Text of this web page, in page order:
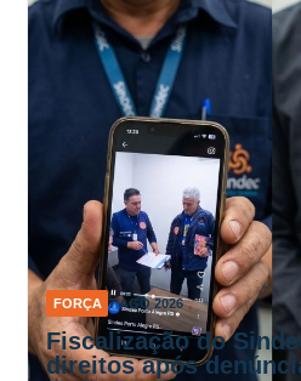
FORÇA 7 AGO 2026
Fiscalização do
direitos após